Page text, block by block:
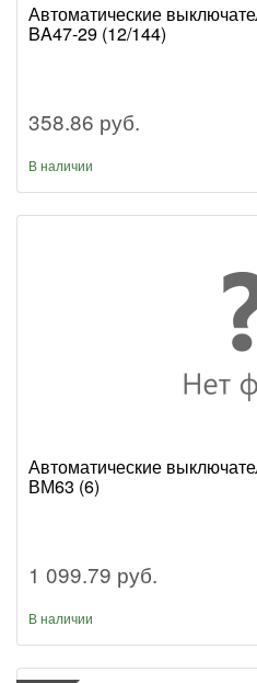
Автоматические
BA47-29 (12/144)
358.86 руб.
В наличии
Автоматические
ВМ63 (6)
1 099.79 руб.
В наличии